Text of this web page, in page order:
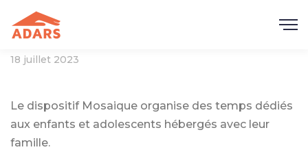
18 juillet 2023
Le dispositif Mosaique organise des temps dédiés
aux enfants et adolescents hébergés avec leur
famille.